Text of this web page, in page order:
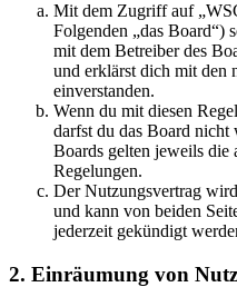
Mit dem Zugriff auf
Folgenden „das Board“)
mit dem Betreiber des
und erklärst dich mit den
einverstanden.
Wenn du mit diesen
darfst du das Board
Boards gelten jeweils die
Regelungen.
Der Nutzungsvertrag
und kann von beiden
jederzeit gekündigt
2. Einräumung von